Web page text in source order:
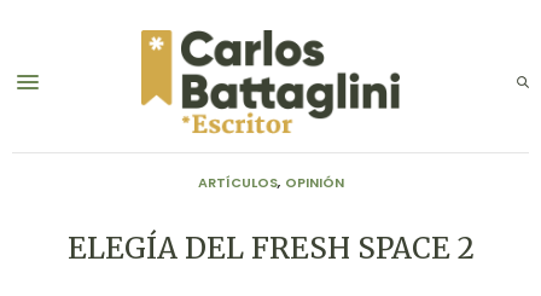
ARTÍCULOS, OPINIÓN
ELEGÍA DEL FRESH SPACE 2